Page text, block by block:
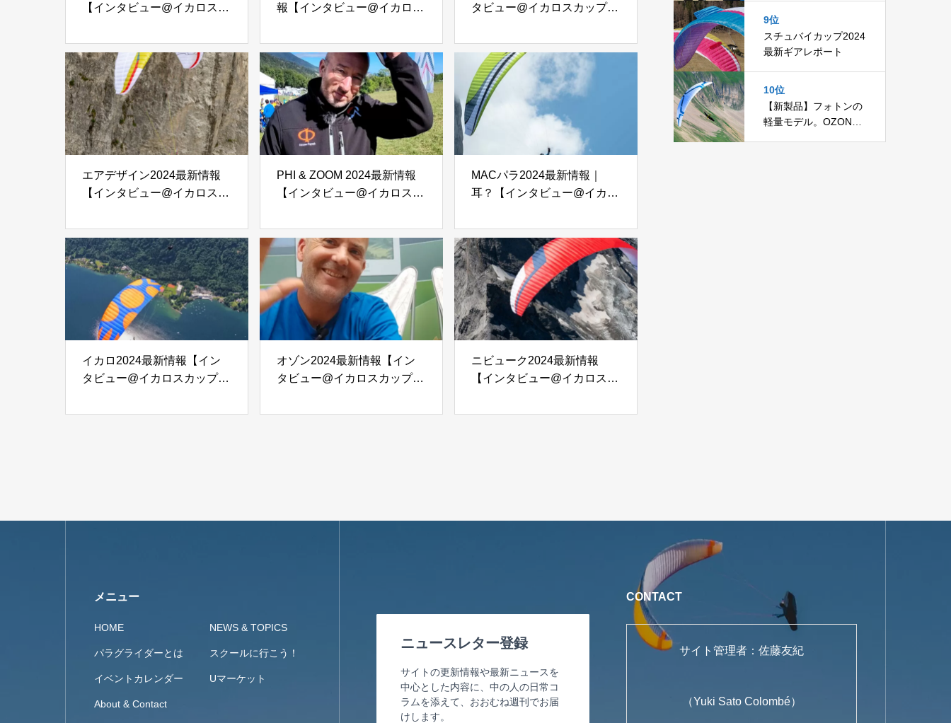
【インタビュー@イカロスカ
報【インタビュー@イカロス
タビュー@イカロスカップ
エアデザイン2024最新情報
【インタビュー@イカロスカ
PHI & ZOOM 2024最新情報
【インタビュー@イカロスカ
MACパラ2024最新情報｜
耳？【インタビュー@イカロ
イカロ2024最新情報【イン
タビュー@イカロスカップ
オゾン2024最新情報【イン
タビュー@イカロスカップ
ニビューク2024最新情報
【インタビュー@イカロスカ
9位
スチュバイカップ2024
最新ギアレポート
10位
【新製品】フォトンの
軽量モデル。OZONE
メニュー
HOME NEWS & TOPICS
パラグライダーとは スクールに行こう！
イベントカレンダー Uマーケット
About & Contact
ニュースレター登録
サイトの更新情報や最新ニュースを
中心とした内容に、中の人の日常コ
ラムを添えて、おおむね週刊でお届
けします。
CONTACT
サイト管理者：佐藤友紀
（Yuki Sato Colombé）